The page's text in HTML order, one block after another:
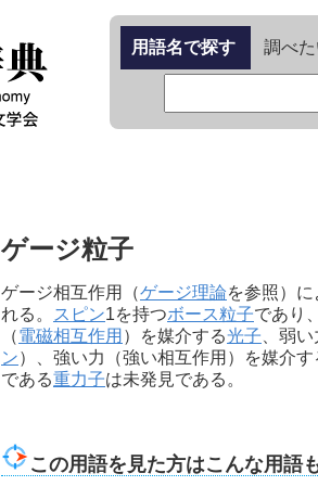
用語名で探す 調べ
ゲージ粒子
ゲージ相互作用（ゲージ理論を参照）に
れる。
スピン1を持つボース粒子であり
（電磁相互作用 ）を媒介する光子 、弱
ン）、強い力（強い相互作用）を媒介す
である重力子は未発見である。
この用語を見た方はこんな用語